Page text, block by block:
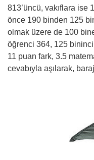
813’üncü, vakıflara ise
önce 190 binden 125
olmak üzere de 100
öğrenci 364, 125
11 puan fark, 3.5
cevabıyla aşılarak,